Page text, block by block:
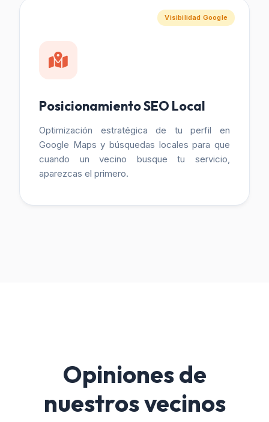
Visibilidad Google
Posicionamiento SEO Local
Optimización estratégica de tu perfil en
Google Maps y búsquedas locales para que
cuando un vecino busque tu servicio,
aparezcas el primero.
Opiniones de
nuestros vecinos